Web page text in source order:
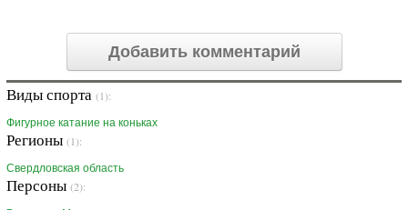
Добавить комментарий
Виды спорта (1):
Фигурное катание на коньках
Регионы (1):
Свердловская область
Персоны (2):